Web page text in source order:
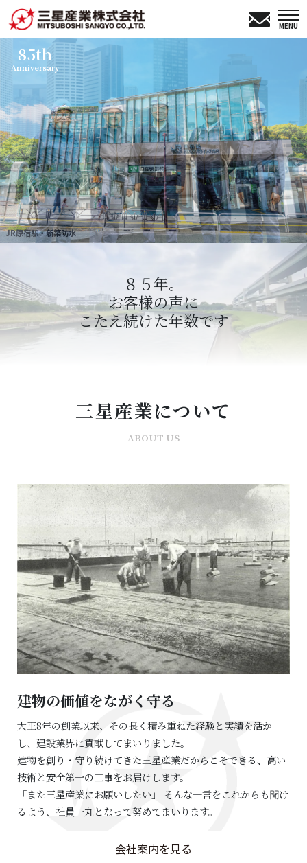
MENU
JR原宿駅・新築防水
85th
Anniversary
８５年。
お客様の声に
こたえ続けた年数です
三星産業について
ABOUT US
建物の価値をながく守る
大正8年の創業以来、その長く積み重ねた経験と実績を活か
し、建設業界に貢献してまいりました。
建物を創り・守り続けてきた三星産業だからこそできる、高い
技術と安全第一の工事をお届けします。
「また三星産業にお願いしたい」 そんな一言をこれからも聞け
るよう、社員一丸となって努めてまいります。
会社案内を見る